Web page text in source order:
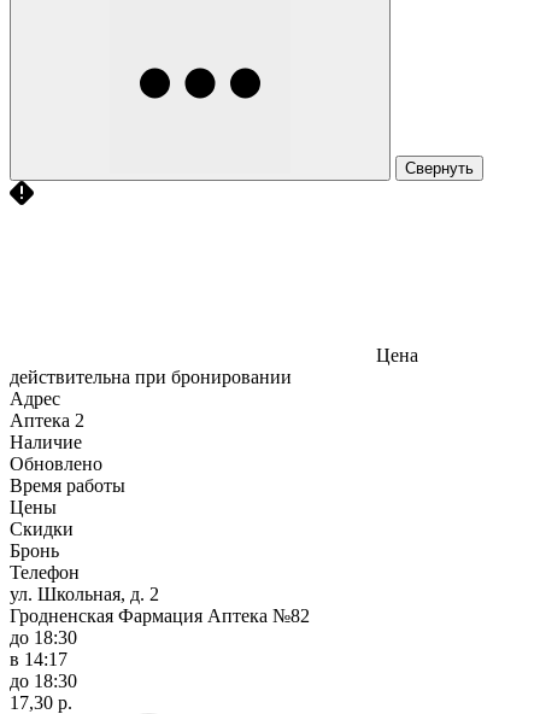
Свернуть
Цена
действительна при бронировании
Адрес
Аптека 2
Наличие
Обновлено
Время работы
Цены
Скидки
Бронь
Телефон
ул. Школьная, д. 2
Гродненская Фармация Аптека №82
до 18:30
в 14:17
до 18:30
17,30 р.